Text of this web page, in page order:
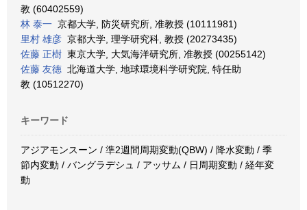
教 (60402559)
林 泰一 京都大学, 防災研究所, 准教授 (10111981)
里村 雄彦 京都大学, 理学研究科, 教授 (20273435)
佐藤 正樹 東京大学, 大気海洋研究所, 准教授 (00255142)
佐藤 友徳 北海道大学, 地球環境科学研究院, 特任助
教 (10512270)
キーワード
アジアモンスーン / 準2週間周期変動(QBW) / 降水変動 / 季
節内変動 / バングラデシュ / アッサム / 日周期変動 / 経年変
動